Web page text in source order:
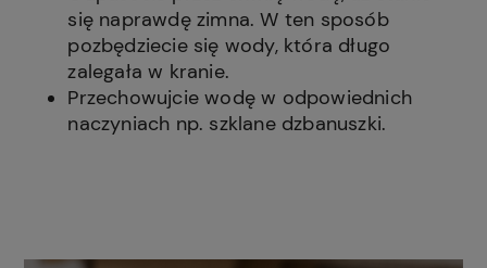
się naprawdę zimna. W ten sposób
pozbędziecie się wody, która długo
zalegała w kranie.
Przechowujcie wodę w odpowiednich
naczyniach np. szklane dzbanuszki.